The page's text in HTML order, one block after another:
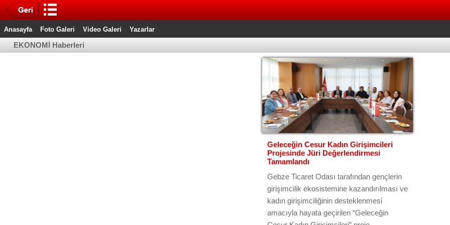
Anasayfa Foto Galeri Video Galeri Yazarlar
EKONOMİ Haberleri
Geleceğin Cesur Kadın Girişimcileri
Projesinde Jüri Değerlendirmesi
Tamamlandı
Gebze Ticaret Odası tarafından gençlerin
girişimcilik ekosistemine kazandırılması ve
kadın girişimciliğinin desteklenmesi
amacıyla hayata geçirilen “Geleceğin